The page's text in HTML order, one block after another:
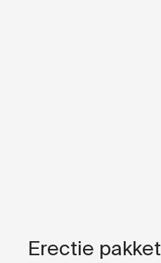
Erectie pakket